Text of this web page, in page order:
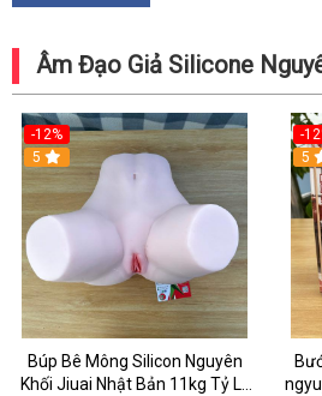
Âm Đạo Giả Silicone
-12%
5
Búp Bê Mông Silicon Nguyên
Khối Jiuai Nhật Bản 11kg Tỷ Lệ
-
5